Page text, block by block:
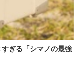
ぎる「シマノの最強